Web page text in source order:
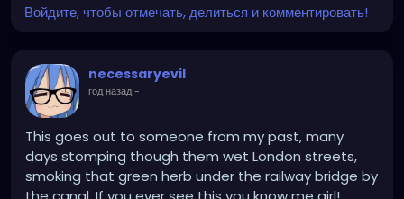
Войдите, чтобы отмечать, делиться и комментировать!
necessaryevil
год назад-
This goes out to someone from my past, many
days stomping though them wet London streets,
smoking that green herb under the railway bridge by